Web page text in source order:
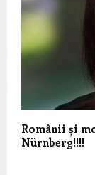
Românii și
Nürnberg!!!!